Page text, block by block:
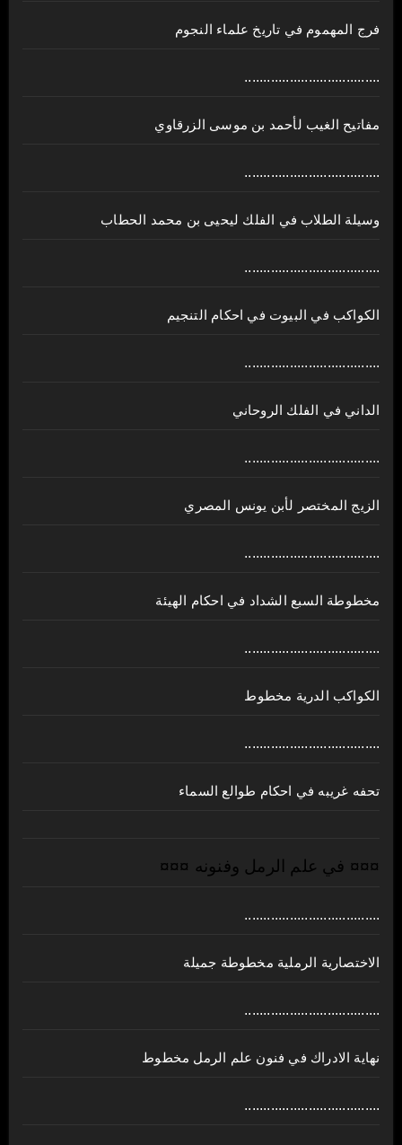
فرج المهموم في تاريخ علماء النجوم
....................................
مفاتيح الغيب لأحمد بن موسى الزرقاوي
....................................
وسيلة الطلاب في الفلك ليحيى بن محمد الحطاب
....................................
الكواكب في البيوت في احكام التنجيم
....................................
الداني في الفلك الروحاني
....................................
الزيج المختصر لأبن يونس المصري
....................................
مخطوطة السبع الشداد في احكام الهيئة
....................................
الكواكب الدرية مخطوط
....................................
تحفه غريبه في احكام طوالع السماء
¤¤¤ في علم الرمل وفنونه ¤¤¤
....................................
الاختصارية الرملية مخطوطة جميلة
....................................
نهاية الادراك في فنون علم الرمل مخطوط
....................................